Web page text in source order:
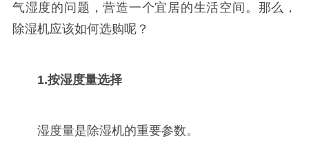
气湿度的问题，营造一个宜居的生活空间。那么，
除湿机应该如何选购呢？
1.按湿度量选择
湿度量是除湿机的重要参数。